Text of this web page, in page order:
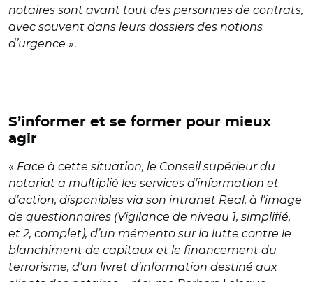
notaires sont avant tout des personnes de contrats,
avec souvent dans leurs dossiers des notions
d’urgence ».
S’informer et se former pour mieux
agir
« Face à cette situation, le Conseil supérieur du
notariat a multiplié les services d’information et
d’action, disponibles via son intranet Real, à l’image
de questionnaires (Vigilance de niveau 1, simplifié,
et 2, complet), d’un mémento sur la lutte contre le
blanchiment de capitaux et le financement du
terrorisme, d’un livret d’information destiné aux